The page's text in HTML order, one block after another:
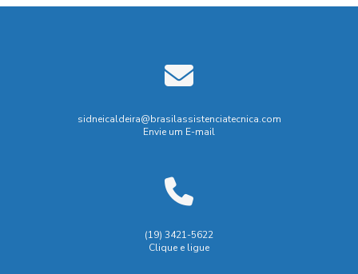
sidneicaldeira@brasilassistenciatecnica.com
Envie um E-mail
(19) 3421-5622
Clique e ligue